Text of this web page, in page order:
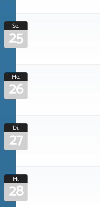
So.
25
Mo.
26
Di.
27
Mi.
28